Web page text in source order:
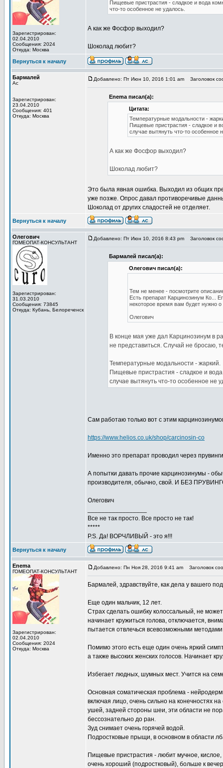
Зарегистрирован:
02.04.2010
Сообщения: 2024
Откуда: Москва
Пищевые пристрастия - сладкое и вода
что-то особенное не удалось.
А как же Фосфор выходил?
Шоколад любит?
Вернуться к началу
Бармалей
Ас
Зарегистрирован:
23.04.2010
Сообщения: 401
Откуда: Москва
Добавлено: Пт Июн 10, 2016 1:01 am Заголовок
Enema писал(а):
Цитата:
Температурные модальности -
Пищевые пристрастия - сладкое и
случае вытянуть что-то особенное
А как же Фосфор выходил?
Шоколад любит?
Это была явная ошибка. Выходил из общих
уже позже. Опрос давал противоречивые
Шоколад от других сладостей не отделяет.
Вернуться к началу
Олегович
ГОМЕОПАТ-КОНСУЛЬТАНТ
Зарегистрирован:
31.03.2010
Сообщения: 73845
Откуда: Кубань, Белореченск
Добавлено: Пт Июн 10, 2016 8:43 pm Заголовок
Бармалей писал(а):
Олегович писал(а):
Тем не менее - посмотрите
Есть препарат Карцинозинум Ко...
некоторое время вам будет нужно
Олегович
В конце мая уже дал Карцинозинум в
не представиться. Случай не бросаю,
Температурные модальности - жаркий.
Пищевые пристрастия - сладкое и
случае вытянуть что-то особенное не
Сам работаю только вот с этим
https://www.helios.co.uk/shop/carcinosin-co
Именно это препарат проводил через
А попытки давать прочие карцинозинумы -
производителя, обычно, свой. И БЕЗ
Олегович
Все не так просто. Все просто не так!
*****
P.S. Да! ВОРЧЛИВЫЙ - это я!!!
Вернуться к началу
Enema
ГОМЕОПАТ-КОНСУЛЬТАНТ
Зарегистрирован:
02.04.2010
Сообщения: 2024
Откуда: Москва
Добавлено: Пн Ноя 28, 2016 9:41 am Заголовок
Бармалей, здравствуйте, как дела у вашего
Еще один мальчик, 12 лет.
Страх сделать ошибку колоссальный, не
начинает кружиться голова, отключается,
пытается отвлечься всевозможными
Помимо этого есть еще один очень яркий
а также высоких женских голосов. Начинает
Избегает людных, шумных мест. Учится на
Основная соматическая проблема -
включая лицо, очень сильно на конечностях на
ушей, задней стороны шеи, эти области не
бессознательно до ран.
Зуд снимает очень горячей водой.
Подростковые прыщи, в основном в области
Пищевые пристрастия - любит мучное,
очень хороший (подростковый), больше к